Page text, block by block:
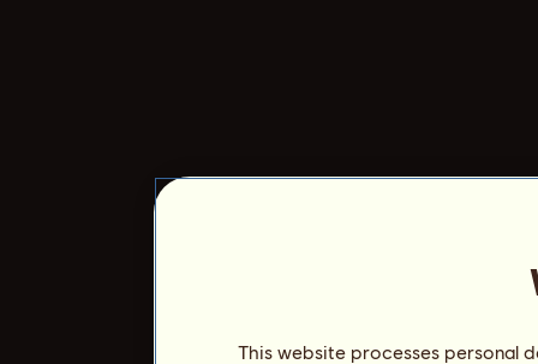
This website processes personal